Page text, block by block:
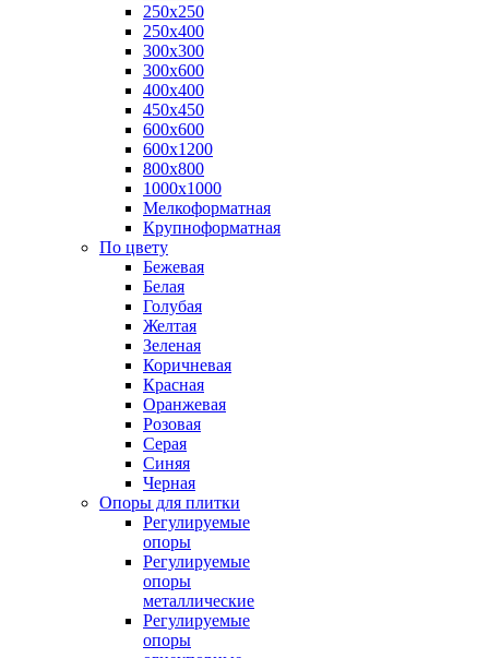
250х250
250х400
300х300
300х600
400х400
450х450
600х600
600х1200
800х800
1000х1000
Мелкоформатная
Крупноформатная
По цвету
Бежевая
Белая
Голубая
Желтая
Зеленая
Коричневая
Красная
Оранжевая
Розовая
Серая
Синяя
Черная
Опоры для плитки
Регулируемые
опоры
Регулируемые
опоры
металлические
Регулируемые
опоры